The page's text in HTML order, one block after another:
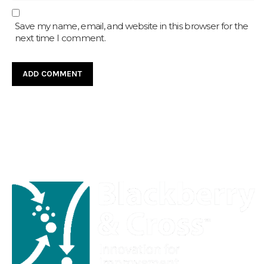
Save my name, email, and website in this browser for the
next time I comment.